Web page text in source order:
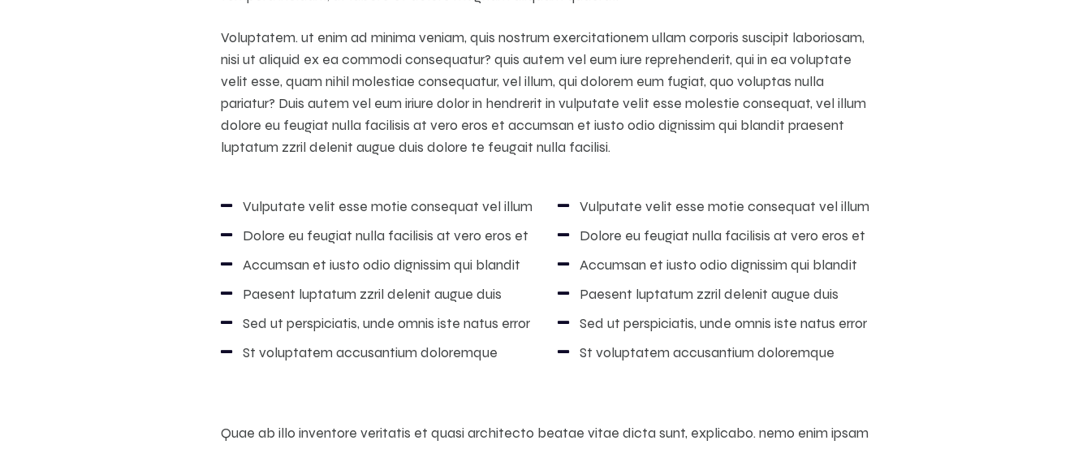
Voluptatem. ut enim ad minima veniam, quis nostrum exercitationem ullam corporis suscipit laboriosam,
nisi ut aliquid ex ea commodi consequatur? quis autem vel eum iure reprehenderit, qui in ea voluptate
velit esse, quam nihil molestiae consequatur, vel illum, qui dolorem eum fugiat, quo voluptas nulla
pariatur? Duis autem vel eum iriure dolor in hendrerit in vulputate velit esse molestie consequat, vel illum
dolore eu feugiat nulla facilisis at vero eros et accumsan et iusto odio dignissim qui blandit praesent
luptatum zzril delenit augue duis dolore te feugait nulla facilisi.
Vulputate velit esse motie consequat vel illum
Dolore eu feugiat nulla facilisis at vero eros et
Accumsan et iusto odio dignissim qui blandit
Paesent luptatum zzril delenit augue duis
Sed ut perspiciatis, unde omnis iste natus error
St voluptatem accusantium doloremque
Vulputate velit esse motie consequat vel illum
Dolore eu feugiat nulla facilisis at vero eros et
Accumsan et iusto odio dignissim qui blandit
Paesent luptatum zzril delenit augue duis
Sed ut perspiciatis, unde omnis iste natus error
St voluptatem accusantium doloremque
Quae ab illo inventore veritatis et quasi architecto beatae vitae dicta sunt, explicabo. nemo enim ipsam